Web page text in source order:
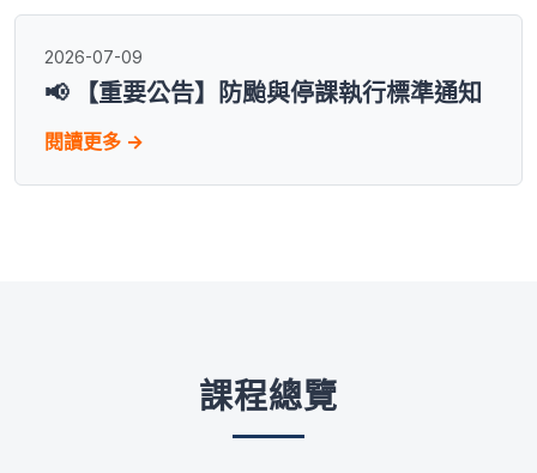
2026-07-09
📢 【重要公告】防颱與停課執行標準通知
閱讀更多 →
課程總覽